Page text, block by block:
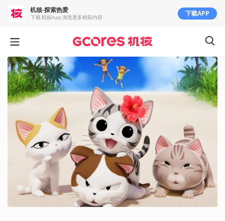
机核-探索热爱
下载 机核App 浏览更多精彩内容 下载APP